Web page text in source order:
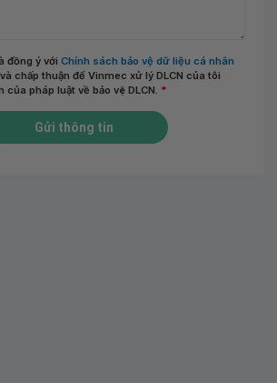
đồng ý với Chính sách bảo vệ dữ liệu cá nhân
và chấp thuận để Vinmec xử lý DLCN của tôi
của pháp luật về bảo vệ DLCN. *
Gửi thông tin